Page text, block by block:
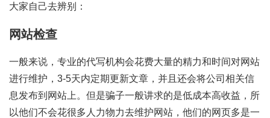
大家自己去辨别：
网站检查
一般来说，专业的代写机构会花费大量的精力和时间对网站
进行维护，3-5天内定期更新文章，并且还会将公司相关信
息发布到网站上。但是骗子一般讲求的是低成本高收益，所
以他们不会花很多人力物力去维护网站，他们的网页多是一